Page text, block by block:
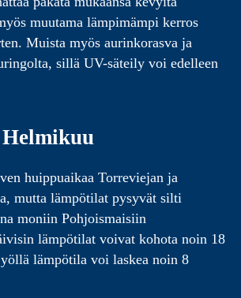
muutama lämpimämpi kerros
Muista myös aurinkorasva ja
sillä UV-säteily voi edelleen
huippuaikaa Torreviejan ja
mutta lämpötilat pysyvät silti
moniin Pohjoismaisiin
lämpötilat voivat kohota noin 18
yöllä lämpötila voi laskea noin 8